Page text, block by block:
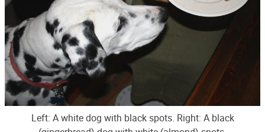
Left: A white dog with black spots. Right: A black